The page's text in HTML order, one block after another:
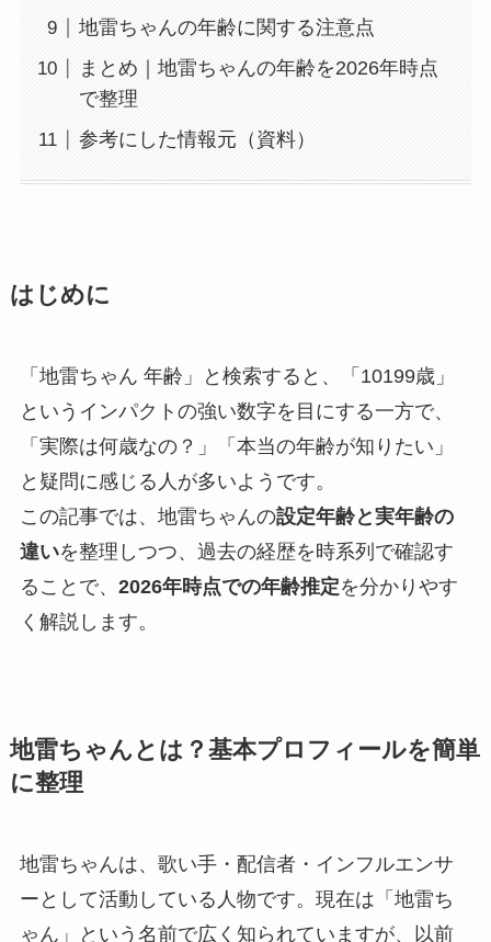
地雷ちゃんの年齢に関する注意点
まとめ｜地雷ちゃんの年齢を2026年時点
で整理
参考にした情報元（資料）
はじめに
「地雷ちゃん 年齢」と検索すると、「10199歳」
というインパクトの強い数字を目にする一方で、
「実際は何歳なの？」「本当の年齢が知りたい」
と疑問に感じる人が多いようです。
この記事では、地雷ちゃんの設定年齢と実年齢の
違いを整理しつつ、過去の経歴を時系列で確認す
ることで、 2026年時点での年齢推定を分かりやす
く解説します。
地雷ちゃんとは？基本プロフィールを簡単
に整理
地雷ちゃんは、歌い手・配信者・インフルエンサ
ーとして活動している人物です。現在は「地雷ち
ゃん」という名前で広く知られていますが、以前